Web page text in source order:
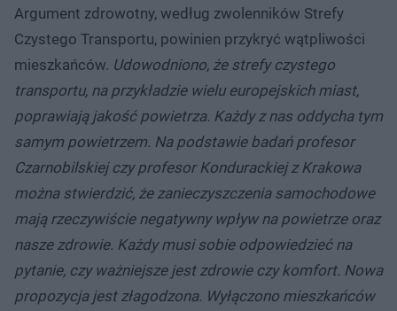
Argument zdrowotny, według zwolenników Strefy
Czystego Transportu, powinien przykryć wątpliwości
mieszkańców. Udowodniono, że strefy czystego
transportu, na przykładzie wielu europejskich miast,
poprawiają jakość powietrza. Każdy z nas oddycha tym
samym powietrzem. Na podstawie badań profesor
Czarnobilskiej czy profesor Kondurackiej z Krakowa
można stwierdzić, że zanieczyszczenia samochodowe
mają rzeczywiście negatywny wpływ na powietrze oraz
nasze zdrowie. Każdy musi sobie odpowiedzieć na
pytanie, czy ważniejsze jest zdrowie czy komfort. Nowa
propozycja jest złagodzona. Wyłączono mieszkańców